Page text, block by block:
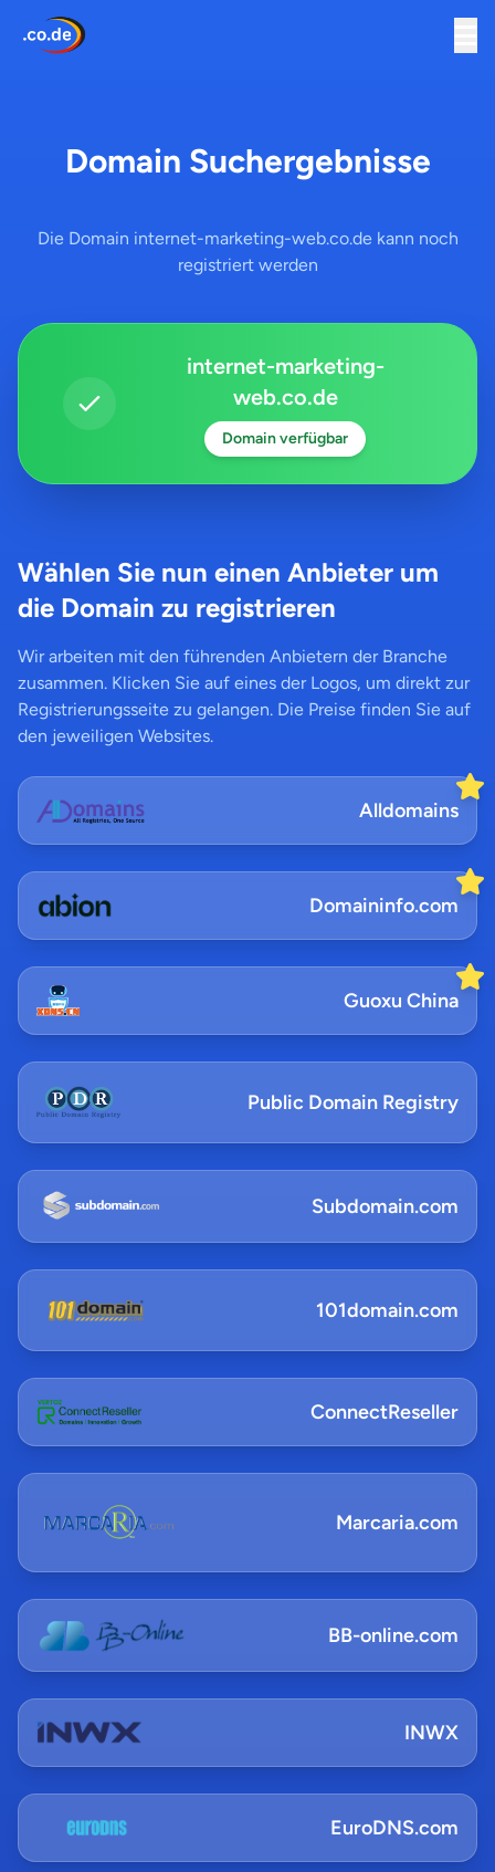
Domain Suchergebnisse
Die Domain internet-marketing-web.co.de kann noch
registriert werden
internet-marketing-
web.co.de
Domain verfügbar
Wählen Sie nun einen Anbieter um
die Domain zu registrieren
Wir arbeiten mit den führenden Anbietern der Branche
zusammen. Klicken Sie auf eines der Logos, um direkt zur
Registrierungsseite zu gelangen. Die Preise finden Sie auf
den jeweiligen Websites.
Alldomains
Domaininfo.com
Guoxu China
Public Domain Registry
Subdomain.com
101domain.com
ConnectReseller
Marcaria.com
BB-online.com
INWX
EuroDNS.com